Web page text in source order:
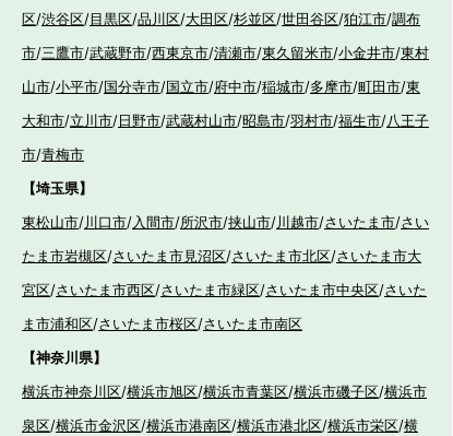
区/渋谷区/目黒区/品川区/大田区/杉並区/世田谷区/狛江市/調布
市/三鷹市/武蔵野市/西東京市/清瀬市/東久留米市/小金井市/東村
山市/小平市/国分寺市/国立市/府中市/稲城市/多摩市/町田市/東
大和市/立川市/日野市/武蔵村山市/昭島市/羽村市/福生市/八王子
市/青梅市
【埼玉県】
東松山市/川口市/入間市/所沢市/挟山市/川越市/さいたま市/さい
たま市岩槻区/さいたま市見沼区/さいたま市北区/さいたま市大
宮区/さいたま市西区/さいたま市緑区/さいたま市中央区/さいた
ま市浦和区/さいたま市桜区/さいたま市南区
【神奈川県】
横浜市神奈川区/横浜市旭区/横浜市青葉区/横浜市磯子区/横浜市
泉区/横浜市金沢区/横浜市港南区/横浜市港北区/横浜市栄区/横